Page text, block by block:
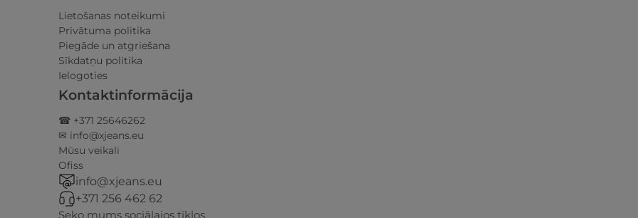
Lietošanas noteikumi
Privātuma politika
Piegāde un atgriešana
Sīkdatņu politika
Ielogoties
Kontaktinformācija
☎ +371 25646262
✉ info@xjeans.eu
Mūsu veikali
Ofiss
info@xjeans.eu
+371 256 462 62
Seko mums sociālajos tīklos